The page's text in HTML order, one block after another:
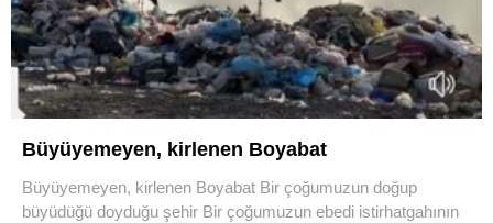
Büyüyemeyen, kirlenen Boyabat
Büyüyemeyen, kirlenen Boyabat Bir çoğumuzun doğup
büyüdüğü doyduğu şehir Bir çoğumuzun ebedi istirhatgahının